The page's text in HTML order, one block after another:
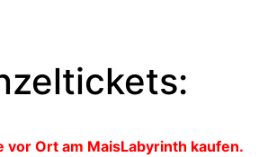
vor Ort am MaisLabyrinth kaufen.